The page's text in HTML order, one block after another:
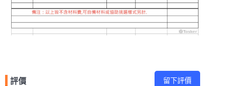
評價 留下評價